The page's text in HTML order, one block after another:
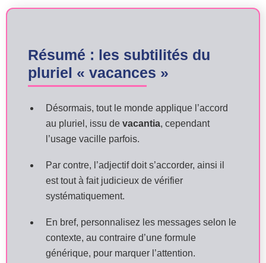
Résumé : les subtilités du
pluriel « vacances »
Désormais, tout le monde applique l’accord
au pluriel, issu de vacantia, cependant
l’usage vacille parfois.
Par contre, l’adjectif doit s’accorder, ainsi il
est tout à fait judicieux de vérifier
systématiquement.
En bref, personnalisez les messages selon le
contexte, au contraire d’une formule
générique, pour marquer l’attention.